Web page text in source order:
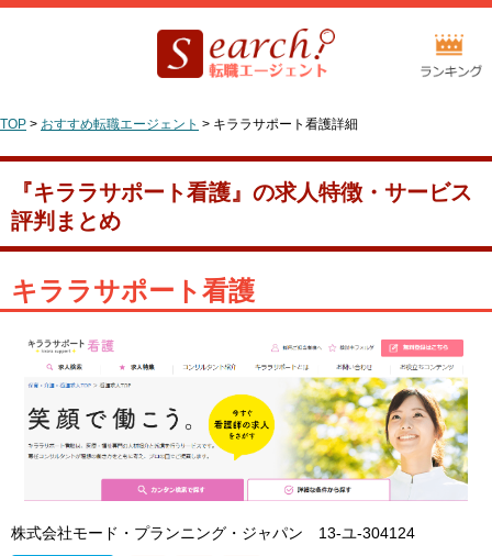
TOP > おすすめ転職エージェント > キララサポート看護詳細
『キララサポート看護』の求人特徴・サービス
評判まとめ
キララサポート看護
株式会社モード・プランニング・ジャパン
13-ユ-304124